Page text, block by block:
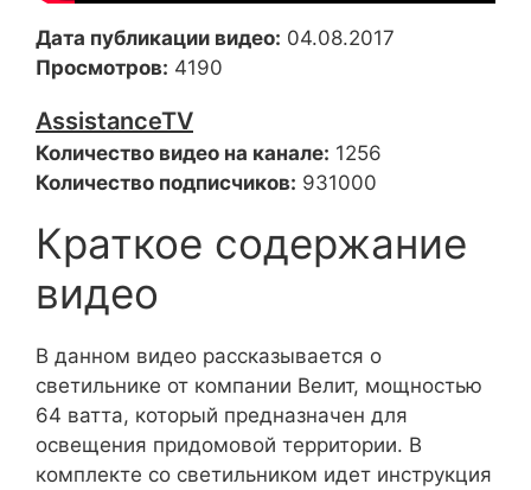
Дата публикации видео: 04.08.2017
Просмотров: 4190
AssistanceTV
Количество видео на канале: 1256
Количество подписчиков: 931000
Краткое содержание
видео
В данном видео рассказывается о
светильнике от компании Велит, мощностью
64 ватта, который предназначен для
освещения придомовой территории. В
комплекте со светильником идет инструкция